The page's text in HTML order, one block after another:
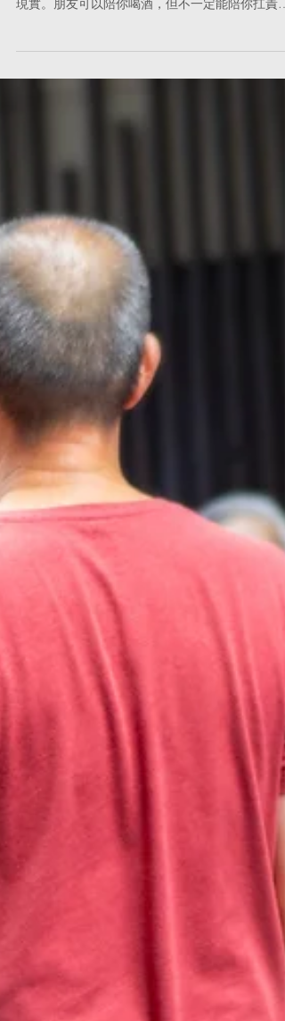
很多人過了35歲才真正理解：朋友絕對不會陪你走
果。你越早認清這件事，你越不會在最需要的時